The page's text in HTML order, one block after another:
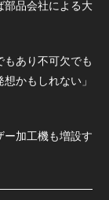
部品会社による大
もあり不可欠でも
かもしれない」
加工機も増設す